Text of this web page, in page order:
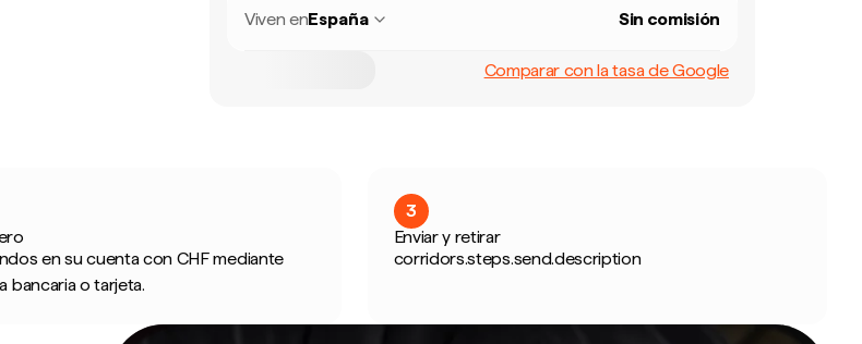
Viven enEspaña Sin comisión
Comparar con la tasa de Google
en su cuenta con CHF mediante
bancaria o tarjeta.
3
Enviar y retirar
corridors.steps.send.description